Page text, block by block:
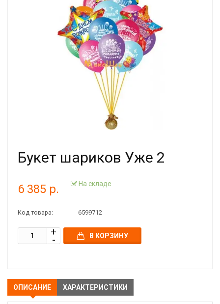
Букет шариков Уже 2
6 385 р. На складе
Код товара: 6599712
В КОРЗИНУ
ОПИСАНИЕ ХАРАКТЕРИСТИКИ